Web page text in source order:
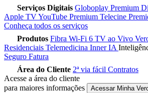
Serviços Digitais Globoplay Premium
Apple TVYouTube Premium Telecine
Conheça todos os serviços
Produtos Fibra Wi-Fi 6 TV ao Vivo
Residenciais Telemedicina Inner IA
Seguro Fatura
Área do Cliente 2ª via fácil Contratos
Acesse a área do cliente
para maiores informações
Acessar Minha